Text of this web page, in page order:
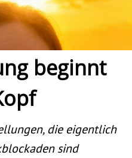
beginnt
die eigentlich
sind